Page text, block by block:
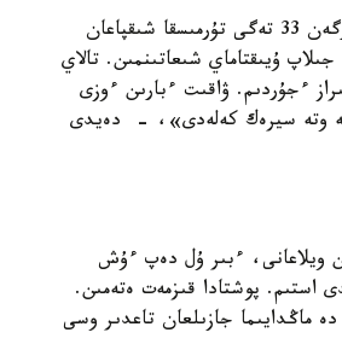
كوپ ۇزاماي اراعا جولداستارى ءتۇسىپ ءجۇرىپ، مەكتەپتە ءمۇعالىم بولىپ جۇرگەن 33 تەگى تۇرمىسقا شىقپاعان
ۇيىقتاماي شىعاتىنمىن. تالاي
ءجۇردىم. ۋاقىت ءبارىن ءوزى
وتە سيرەك كەلەدى»، - دەيدى
ويلاعانى، ءبىر ۇل دەپ ءۇش
استىم. پوشتادا قىزمەت ەتەمىن.
ماڭدايىما جازىلعان تاعدىر وسى